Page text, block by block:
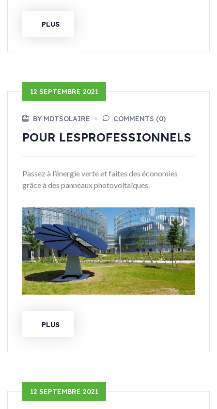
PLUS
12 SEPTEMBRE 2021
BY MDTSOLAIRE COMMENTS (0)
POUR LESPROFESSIONNELS
Passez à l’énergie verte et faites des économies
grâce à des panneaux photovoltaïques.
PLUS
12 SEPTEMBRE 2021